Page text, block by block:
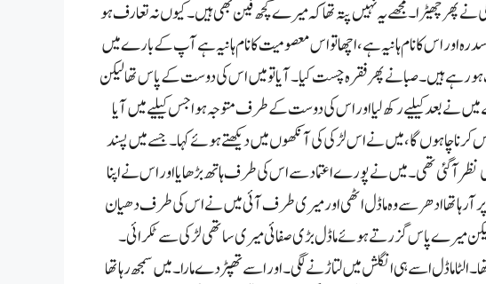
نے پھر چھیڑا۔مجھے یہ نہیں پتہ تھا کہ میرے کچھ فین بھی ہیں۔ کیوں نہ تعارف ہو
اور اس کا نام ہانیہ ہے،اچھا تو اس معصومیت کا نام ہانیہ ہے آپ کے بارے میں
رہے ہیں ۔صبا نے پھر فقرہ چست کیا۔آیاتو میں اس کی دوست کے پاس تھا لیکن
بعد کیلیے رکھ لیا اور اس کی دوست کے طرف متوجہ ہوا جس کیلیے میں آیا
کرنا چاہوں گا،میں نے اس لڑکی کی آنکھوں میں دیکھتے ہوئے کہا۔جسے میں پسند
نظر آگئی تھی۔ میں نے پورے اعتماد سے اس کی طرف ہاتھ بڑھایا اور ا س نے اپنا
آرہا تھا ادھر سے وہ ماڈل اٹھی اورمیری طرف آئی میں نے اس کی طرف دھیان
میرے پاس گزرتے ہوئے ماڈل بڑ ی صفائی میری ساتھی لڑکی سے ٹکرائی ۔
ماڈل اسے ہی انگلش میں لتاڑنے لگی۔اور اسے تھپڑ دے مارا۔میں سمجھ رہا تھا